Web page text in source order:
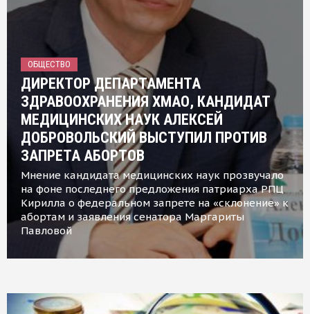
ОБЩЕСТВО
ДИРЕКТОР ДЕПАРТАМЕНТА
ЗДРАВООХРАНЕНИЯ ХМАО, КАНДИДАТ
МЕДИЦИНСКИХ НАУК АЛЕКСЕЙ
ДОБРОВОЛЬСКИЙ ВЫСТУПИЛ ПРОТИВ
ЗАПРЕТА АБОРТОВ
Мнение кандидата медицинских наук прозвучало
на фоне последнего предложения патриарха РПЦ
Кирилла о федеральном запрете на «склонение» к
абортам и заявления сенатора Маргариты
Павловой